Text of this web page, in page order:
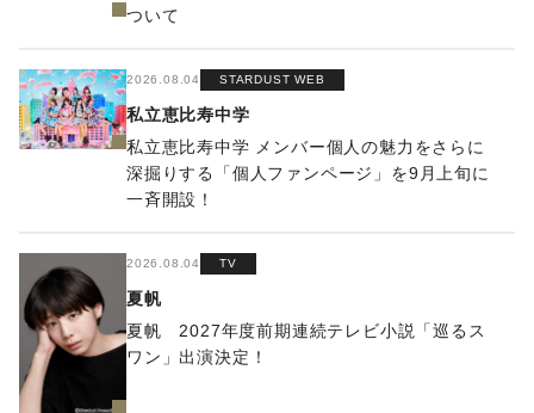
ついて
2026.08.04 STARDUST WEB
私立恵比寿中学
私立恵比寿中学 メンバー個人の魅力をさらに
深掘りする「個人ファンページ」を9月上旬に
一斉開設！
2026.08.04 TV
夏帆
夏帆 2027年度前期連続テレビ小説「巡るス
ワン」出演決定！